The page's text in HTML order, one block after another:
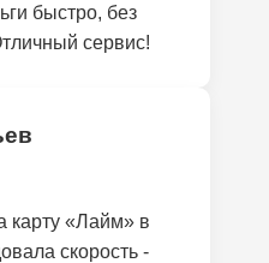
быстро, без
сервис!
карту «Лайм» в
скорость -